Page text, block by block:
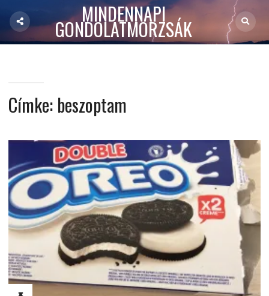
MINDENNAPI
GONDOLATMORZSÁK
Címke: beszoptam